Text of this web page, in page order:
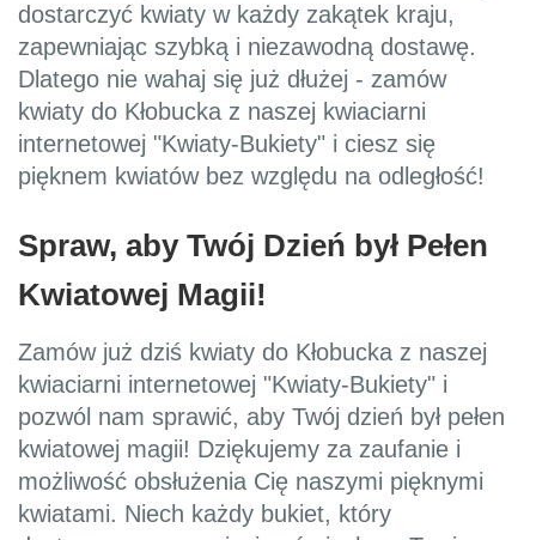
dostarczyć kwiaty w każdy zakątek kraju,
zapewniając szybką i niezawodną dostawę.
Dlatego nie wahaj się już dłużej - zamów
kwiaty do Kłobucka z naszej kwiaciarni
internetowej "Kwiaty-Bukiety" i ciesz się
pięknem kwiatów bez względu na odległość!
Spraw, aby Twój Dzień był Pełen
Kwiatowej Magii!
Zamów już dziś kwiaty do Kłobucka z naszej
kwiaciarni internetowej "Kwiaty-Bukiety" i
pozwól nam sprawić, aby Twój dzień był pełen
kwiatowej magii! Dziękujemy za zaufanie i
możliwość obsłużenia Cię naszymi pięknymi
kwiatami. Niech każdy bukiet, który